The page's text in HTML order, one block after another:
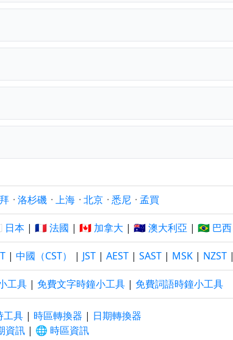
· 洛杉磯 · 上海 · 北京 · 悉尼 · 孟買
日本 | 🇫🇷 法國 | 🇨🇦 加拿大 | 🇦🇺 澳大利亞 | 🇧🇷 巴西
| 中國（CST） | JST | AEST | SAST | MSK | NZST |
工具 | 免費文字時鐘小工具 | 免費詞語時鐘小工具
工具 | 時區轉換器 | 日期轉換器
資訊 | 🌐 時區資訊